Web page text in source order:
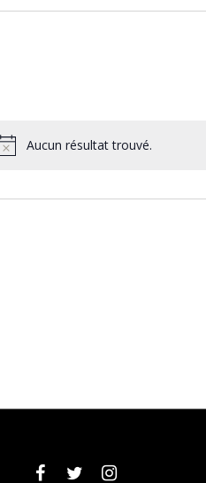
Notice
Aucun résultat trouvé.